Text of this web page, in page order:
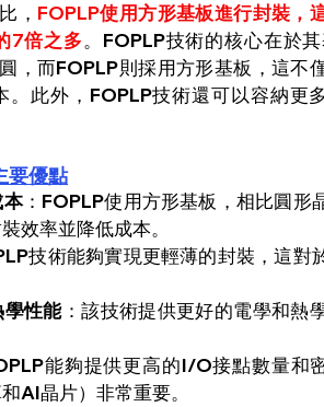
， FOPLP使用方形基板進行封裝，
7倍之多。FOPLP技術的核心在於
，而FOPLP則採用方形基板，這不
。此外，FOPLP技術還可以容納更
優點
：FOPLP使用方形基板，相比圓形
效率並降低成本。
技術能夠實現更輕薄的封裝，這對
學性能：該技術提供更好的電學和熱
能夠提供更高的I/O接點數量和
AI晶片）非常重要。